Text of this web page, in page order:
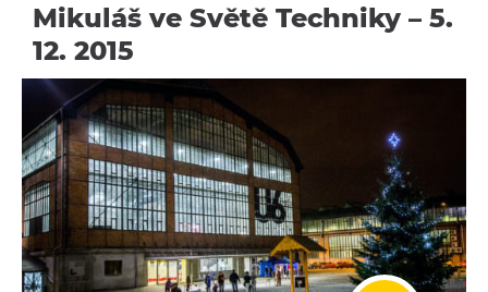
Mikuláš ve Světě Techniky – 5.
12. 2015